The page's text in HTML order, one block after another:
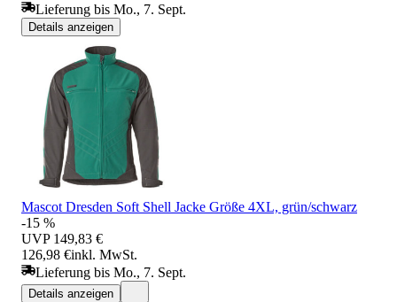
Lieferung bis Mo., 7. Sept.
Details anzeigen
Mascot Dresden Soft Shell Jacke Größe 4XL, grün/schwarz
-15 %
UVP 149,83 €
126,98 €inkl. MwSt.
Lieferung bis Mo., 7. Sept.
Details anzeigen